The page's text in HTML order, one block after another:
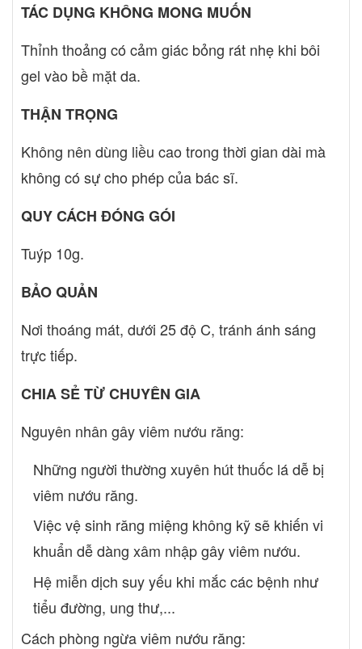
TÁC DỤNG KHÔNG MONG MUỐN
Thỉnh thoảng có cảm giác bỏng rát nhẹ khi bôi
gel vào bề mặt da.
THẬN TRỌNG
Không nên dùng liều cao trong thời gian dài mà
không có sự cho phép của bác sĩ.
QUY CÁCH ĐÓNG GÓI
Tuýp 10g.
BẢO QUẢN
Nơi thoáng mát, dưới 25 độ C, tránh ánh sáng
trực tiếp.
CHIA SẺ TỪ CHUYÊN GIA
Nguyên nhân gây viêm nướu răng:
Những người thường xuyên hút thuốc lá dễ bị
viêm nướu răng.
Việc vệ sinh răng miệng không kỹ sẽ khiến vi
khuẩn dễ dàng xâm nhập gây viêm nướu.
Hệ miễn dịch suy yếu khi mắc các bệnh như
tiểu đường, ung thư,...
Cách phòng ngừa viêm nướu răng: